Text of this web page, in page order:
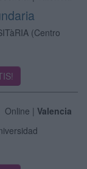
(Centro
Online | Valencia